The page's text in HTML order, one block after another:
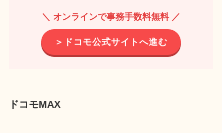
＼ オンラインで事務手数料無料 ／
＞ドコモ公式サイトへ進む
ドコモMAX